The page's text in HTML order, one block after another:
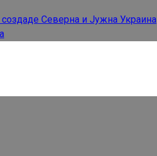
Северна и Јужна Украина